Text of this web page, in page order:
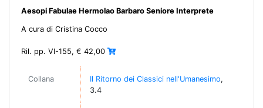
Aesopi Fabulae Hermolao Barbaro Seniore Interprete
A cura di Cristina Cocco
Ril. pp. VI-155, € 42,00
Collana Il Ritorno dei Classici nell'Umanesimo,
3.4